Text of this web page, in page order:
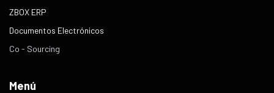
ZBOX ERP
Documentos Electrónicos
Co - Sourcing
Menú